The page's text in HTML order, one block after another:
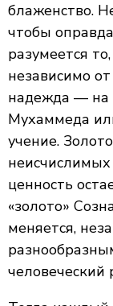
блаженство.
чтобы
разумеется
независимо от
надежда — на
Мухаммеда
учение.
ценность
«золото»
меняется,
человеческий